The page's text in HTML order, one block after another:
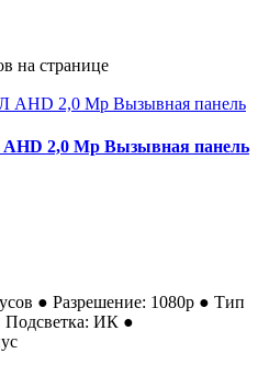
на странице
2,0 Mp Вызывная панель
● Разрешение: 1080p ● Тип
Подсветка: ИК ●